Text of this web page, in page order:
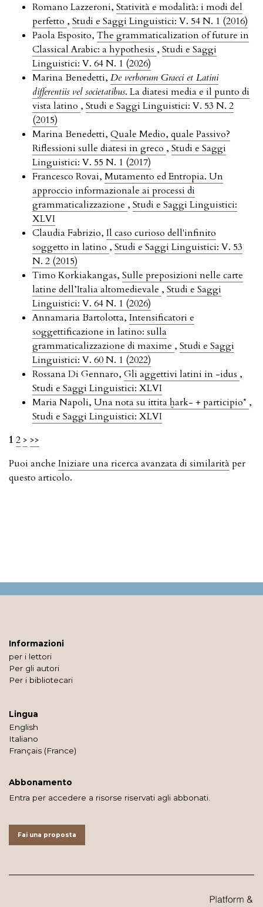
Romano Lazzeroni, Statività e modalità: i modi del
perfetto , Studi e Saggi Linguistici: V. 54 N. 1 (2016)
Paola Esposito, The grammaticalization of future in
Classical Arabic: a hypothesis , Studi e Saggi
Linguistici: V. 64 N. 1 (2026)
Marina Benedetti, De verborum Graeci et Latini
differentiis vel societatibus. La diatesi media e il punto di
vista latino , Studi e Saggi Linguistici: V. 53 N. 2
(2015)
Marina Benedetti, Quale Medio, quale Passivo?
Riflessioni sulle diatesi in greco , Studi e Saggi
Linguistici: V. 55 N. 1 (2017)
Francesco Rovai, Mutamento ed Entropia. Un
approccio informazionale ai processi di
grammaticalizzazione , Studi e Saggi Linguistici:
XLVI
Claudia Fabrizio, Il caso curioso dell'infinito
soggetto in latino , Studi e Saggi Linguistici: V. 53
N. 2 (2015)
Timo Korkiakangas, Sulle preposizioni nelle carte
latine dell’Italia altomedievale , Studi e Saggi
Linguistici: V. 64 N. 1 (2026)
Annamaria Bartolotta, Intensificatori e
soggettificazione in latino: sulla
grammaticalizzazione di maxime , Studi e Saggi
Linguistici: V. 60 N. 1 (2022)
Rossana Di Gennaro, Gli aggettivi latini in -idus ,
Studi e Saggi Linguistici: XLVI
Maria Napoli, Una nota su ittita ḫark- + participio* ,
Studi e Saggi Linguistici: XLVI
1 2 > >>
Puoi anche Iniziare una ricerca avanzata di similarità per
questo articolo.
Informazioni
per i lettori
Per gli autori
Per i bibliotecari
Lingua
English
Italiano
Français (France)
Abbonamento
Entra per accedere a risorse riservati agli abbonati.
Fai una proposta